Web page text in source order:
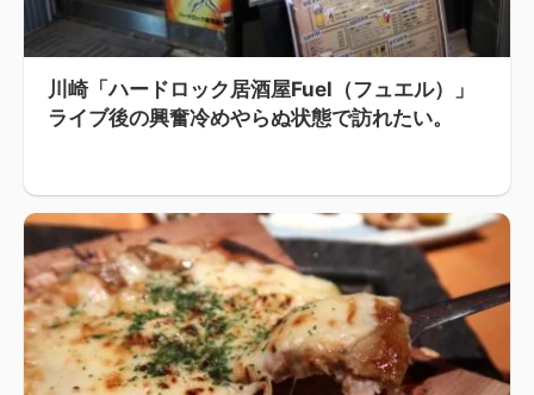
川崎「ハードロック居酒屋Fuel（フュエル）」
ライブ後の興奮冷めやらぬ状態で訪れたい。